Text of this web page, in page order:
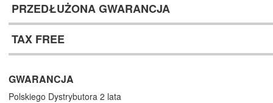
PRZEDŁUŻONA GWARANCJA
TAX FREE
GWARANCJA
Polskiego Dystrybutora 2 lata